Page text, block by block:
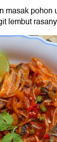
masak pohon
lembut